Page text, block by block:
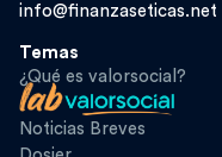
info@finanzaseticas.net
Temas
¿Qué es valorsocial?
Noticias Breves